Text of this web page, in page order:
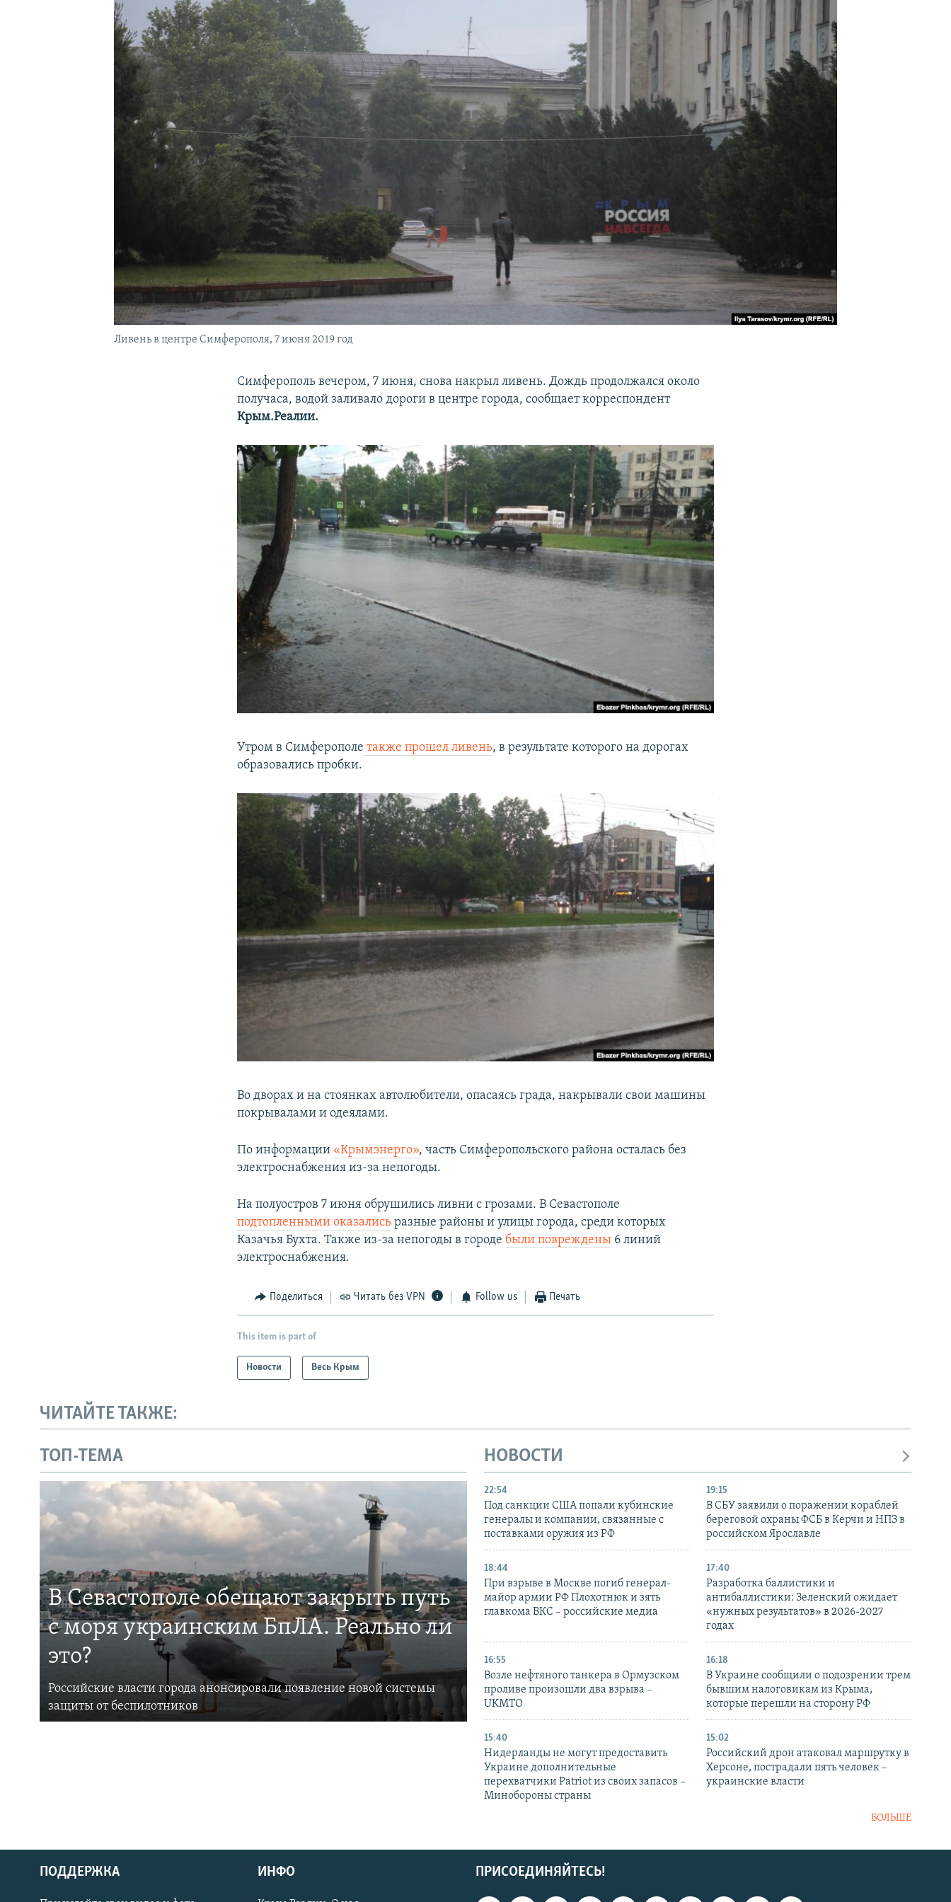
КРЫМ.НЕПОКОРЕННЫЙ
УКРАИНСКАЯ ПРОБЛЕМА КРЫМА
Ливень в центре Симферополя, 7 июня 2019 год
Симферополь вечером, 7 июня, снова накрыл ливень. Дождь продолжался около
получаса, водой заливало дороги в центре города, сообщает корреспондент
Крым.Реалии.
​Утром в Симферополе также прошел ливень, в результате которого на дорогах
образовались пробки.
Во дворах и на стоянках автолюбители, опасаясь града, накрывали свои машины
покрывалами и одеялами.
По информации «Крымэнерго», часть Симферопольского района осталась без
электроснабжения из-за непогоды.
На полуостров 7 июня обрушились ливни с грозами. В Севастополе
подтопленными оказались разные районы и улицы города, среди которых
Казачья Бухта. Также из-за непогоды в городе были повреждены 6 линий
электроснабжения.
Поделиться Читать без VPN Follow us Печать
This item is part of
Новости Весь Крым
ЧИТАЙТЕ ТАКЖЕ:
ТОП-ТЕМА
В Севастополе обещают закрыть путь
с моря украинским БпЛА. Реально ли
это?
Российские власти города анонсировали появление новой системы
защиты от беспилотников
НОВОСТИ
22:54
Под санкции США попали кубинские
генералы и компании, связанные с
поставками оружия из РФ
19:15
В СБУ заявили о поражении кораблей
береговой охраны ФСБ в Керчи и НПЗ в
российском Ярославле
18:44
При взрыве в Москве погиб генерал-
майор армии РФ Плохотнюк и зять
главкома ВКС – российские медиа
17:40
Разработка баллистики и
антибаллистики: Зеленский ожидает
«нужных результатов» в 2026-2027
годах
16:55
Возле нефтяного танкера в Ормузском
проливе произошли два взрыва –
UKMTO
16:18
В Украине сообщили о подозрении трем
бывшим налоговикам из Крыма,
которые перешли на сторону РФ
15:40
Нидерланды не могут предоставить
Украине дополнительные
перехватчики Patriot из своих запасов –
Минобороны страны
15:02
Российский дрон атаковал маршрутку в
Херсоне, пострадали пять человек –
украинские власти
БОЛЬШЕ
ПРИСОЕДИНЯЙТЕСЬ!
ПОДДЕРЖКА ИНФО